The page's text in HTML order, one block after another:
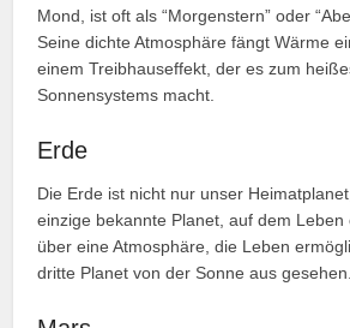
Mond, ist oft als “Morgenstern” oder
Seine dichte Atmosphäre fängt Wärme
einem Treibhauseffekt, der es zum
Sonnensystems macht.
Erde
Die Erde ist nicht nur unser
einzige bekannte Planet, auf dem
über eine Atmosphäre, die Leben
dritte Planet von der Sonne aus gesehen.